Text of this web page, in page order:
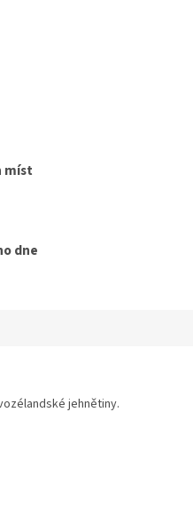
míst
dne
jehnětiny.